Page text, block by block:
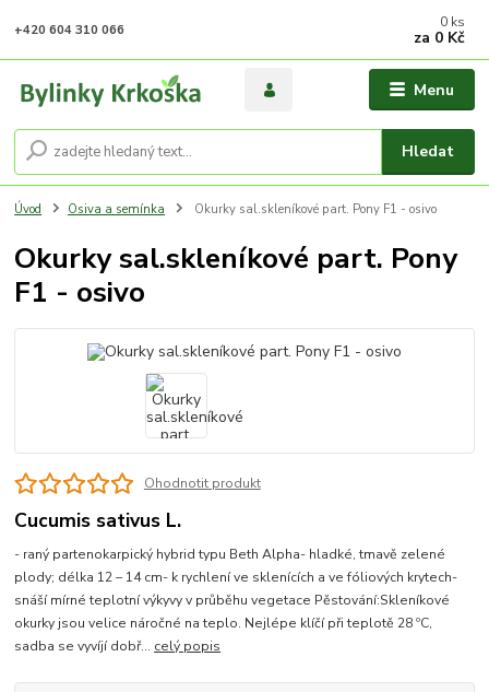
Menu
Hledat
+420 604 310 066 0 ks
za 0 Kč
Úvod Osiva a semínka Okurky sal.skleníkové part. Pony F1 - osivo
Okurky sal.skleníkové part. Pony
F1 - osivo
Ohodnotit produkt
Cucumis sativus L.
- raný partenokarpický hybrid typu Beth Alpha- hladké, tmavě zelené
plody; délka 12 – 14 cm- k rychlení ve sklenících a ve fóliových krytech-
snáší mírné teplotní výkyvy v průběhu vegetace Pěstování:Skleníkové
okurky jsou velice náročné na teplo. Nejlépe klíčí při teplotě 28 ºC,
sadba se vyvíjí dobř... celý popis